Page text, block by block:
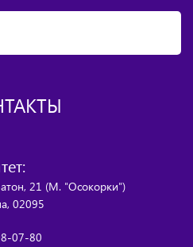
21 (М. "Осокорки")
02095
07-80